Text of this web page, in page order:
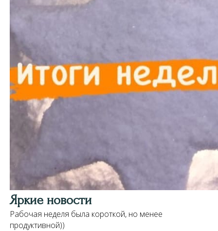
Яркие новости
Рабочая неделя была короткой, но менее
продуктивной))